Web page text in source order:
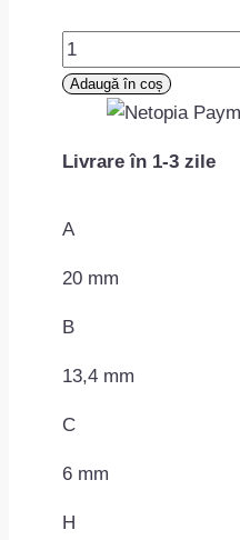
Cantitate
Diblu
fixare
MAC0702ROMC60749
Adaugă în coș
Livrare în 1-3 zile
A
20 mm
B
13,4 mm
C
6 mm
H